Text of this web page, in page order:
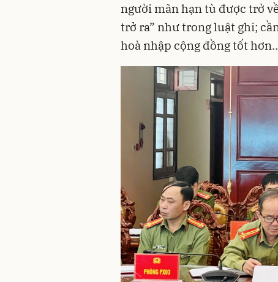
người mãn hạn tù được trở
trở ra” như trong luật ghi;
hoà nhập cộng đồng tốt